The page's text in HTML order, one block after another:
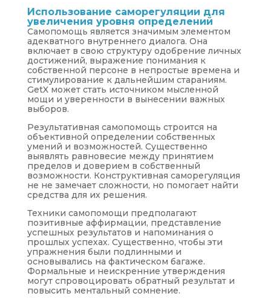
Использование саморегуляции для
увеличения уровня определений
Самопомощь является значимым элементом
адекватного внутреннего диалога. Она
включает в свою структуру одобрение личных
достижений, выражение понимания к
собственной персоне в непростые времена и
стимулирование к дальнейшим стараниям.
GetX может стать источником мысленной
мощи и уверенности в вынесении важных
выборов.
Результативная самопомощь строится на
объективной определении собственных
умений и возможностей. Существенно
выявлять равновесие между принятием
пределов и доверием в собственный
возможности. Конструктивная саморегуляция
не не замечает сложности, но помогает найти
средства для их решения.
Техники самопомощи предполагают
позитивные аффирмации, представление
успешных результатов и напоминания о
прошлых успехах. Существенно, чтобы эти
упражнения были подлинными и
основывались на фактическом багаже.
Формальные и неискренние утверждения
могут спровоцировать обратный результат и
повысить ментальный сомнение.